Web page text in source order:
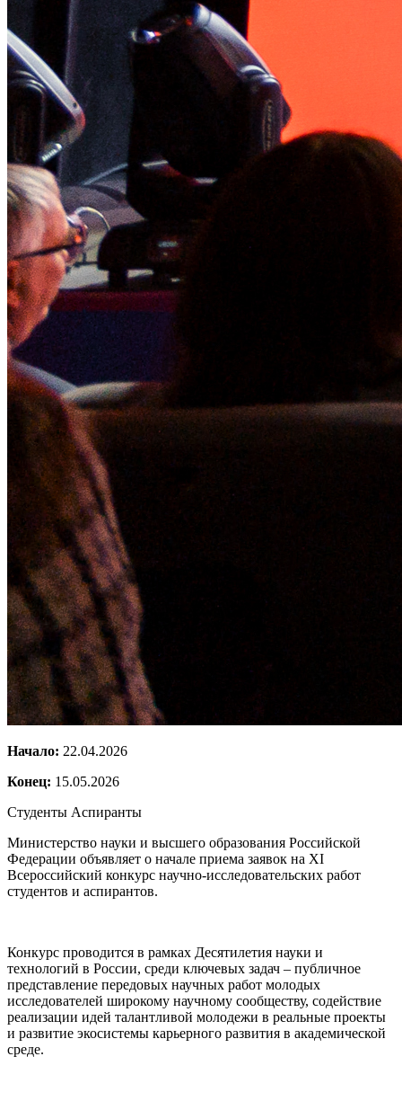
Начало: 22.04.2026
Конец: 15.05.2026
Студенты Аспиранты
Министерство науки и высшего образования Российской
Федерации объявляет о начале приема заявок на XI
Всероссийский конкурс научно-исследовательских работ
студентов и аспирантов.
Конкурс проводится в рамках Десятилетия науки и
технологий в России, среди ключевых задач – публичное
представление передовых научных работ молодых
исследователей широкому научному сообществу, содействие
реализации идей талантливой молодежи в реальные проекты
и развитие экосистемы карьерного развития в академической
среде.